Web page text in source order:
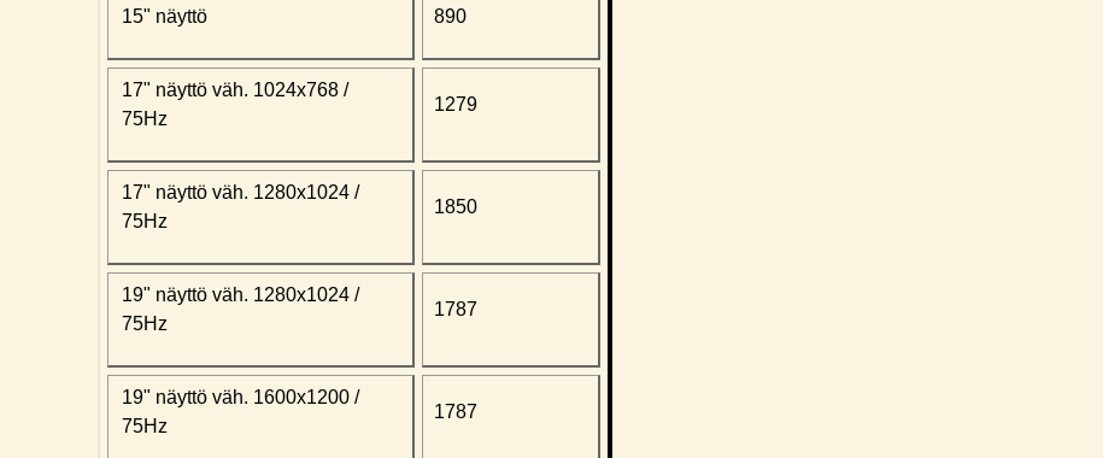
15" näyttö 890
17" näyttö väh. 1024x768 /
75Hz
1279
17" näyttö väh. 1280x1024 /
75Hz
1850
19" näyttö väh. 1280x1024 /
75Hz
1787
19" näyttö väh. 1600x1200 /
75Hz
1787